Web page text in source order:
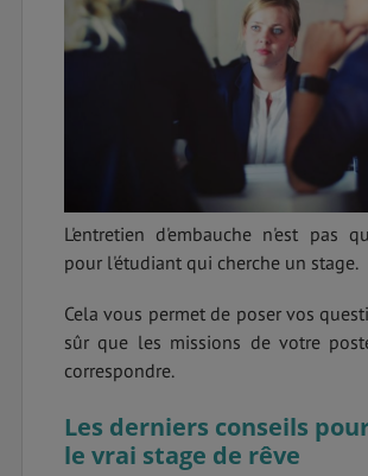
L'entretien d'embauche n'est pas
pour l'étudiant qui cherche un stage.
Cela vous permet de poser vos
sûr que les missions de votre
correspondre.
Les derniers conseils
le vrai stage de rêve